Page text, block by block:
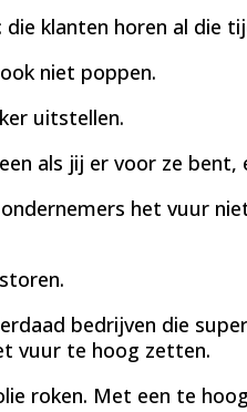
klanten horen al die
niet poppen.
uitstellen.
als jij er voor ze
het vuur
bedrijven die
vuur te hoog zetten.
roken. Met een te